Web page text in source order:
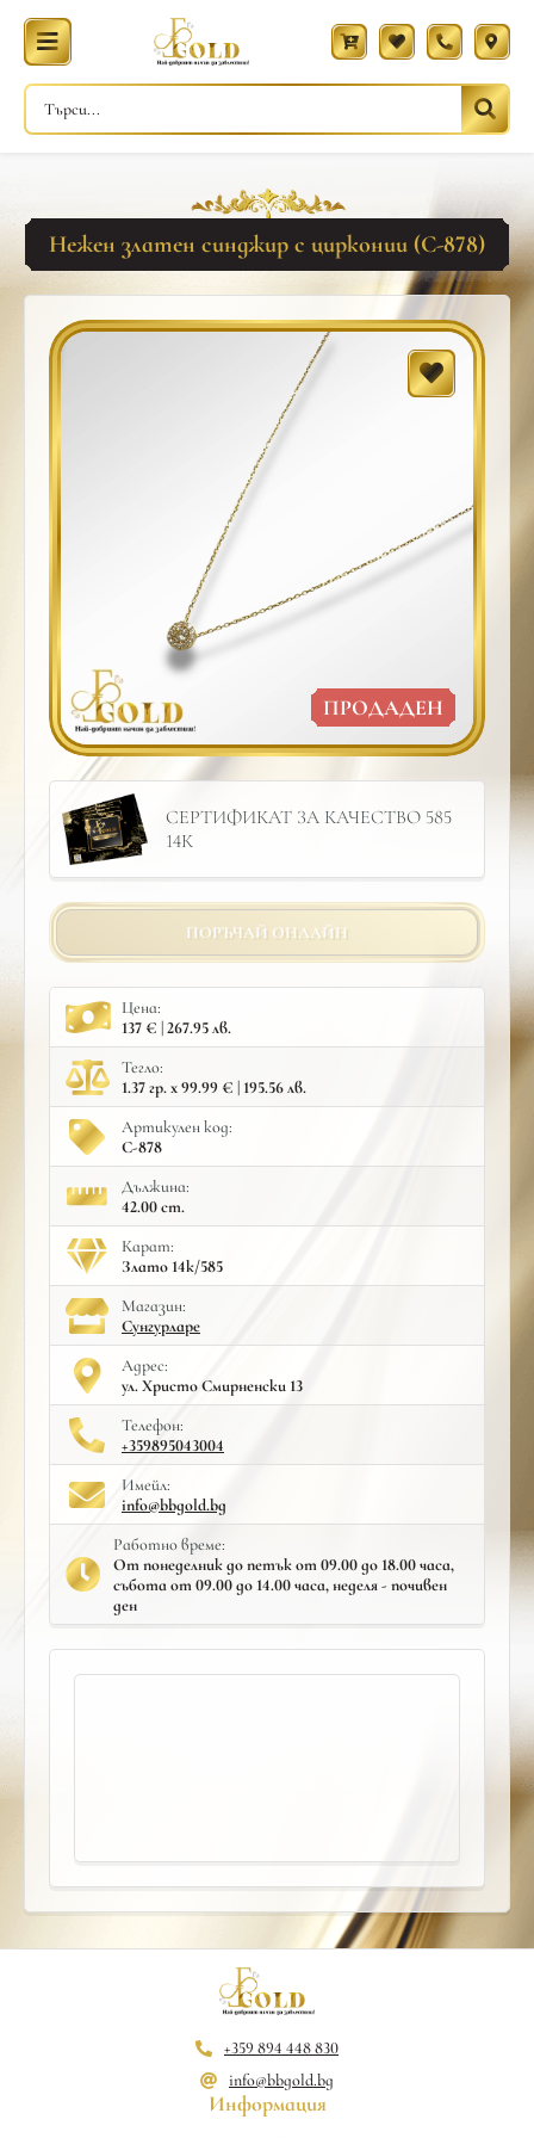
Нежен златен синджир с цирконии (С-878)
ПРОДАДЕН
СЕРТИФИКАТ ЗА КАЧЕСТВО 585
14К
ПОРЪЧАЙ ОНЛАЙН
Цена:
137 € | 267.95 лв.
Тегло:
1.37 гр. x 99.99 € | 195.56 лв.
Артикулен код:
С-878
Дължина:
42.00 cm.
Карат:
Злато 14к/585
Mагазин:
Сунгурларе
Адрес:
ул. Христо Смирненски 13
Телефон:
+359895043004
Имейл:
info@bbgold.bg
Работно време:
От понеделник до петък от 09.00 до 18.00 часа,
събота от 09.00 до 14.00 часа, неделя - почивен
ден
+359 894 448 830
info@bbgold.bg
Информация